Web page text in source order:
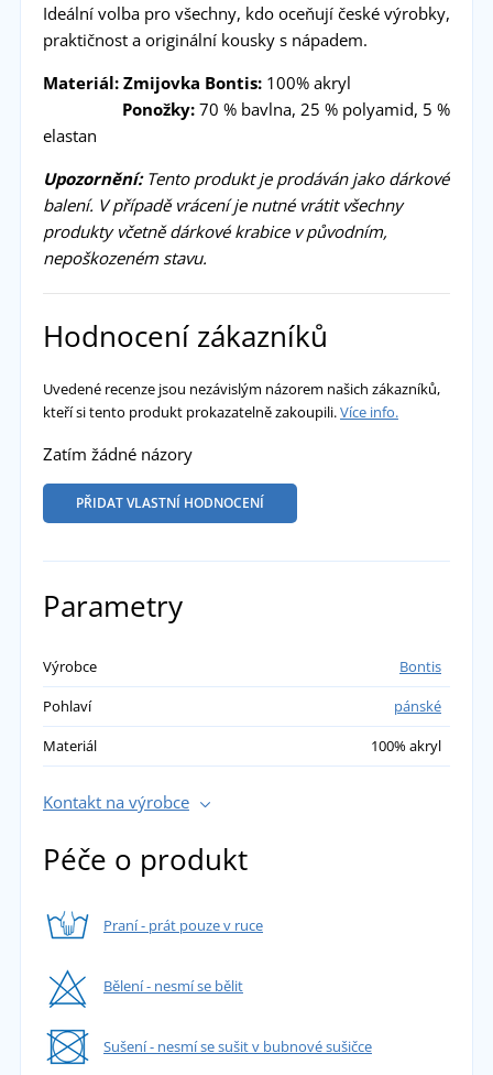
Ideální volba pro všechny, kdo oceňují české výrobky,
praktičnost a originální kousky s nápadem.
Materiál: Zmijovka Bontis:100% akryl
Ponožky:70 % bavlna, 25 % polyamid, 5 %
elastan
Upozornění:Tento produkt je prodáván jako dárkové
balení. V případě vrácení je nutné vrátit všechny
produkty včetně dárkové krabice v původním,
nepoškozeném stavu.
Hodnocení zákazníků
Uvedené recenze jsou nezávislým názorem našich zákazníků,
kteří si tento produkt prokazatelně zakoupili.Více info.
Zatím žádné názory
PŘIDAT VLASTNÍ HODNOCENÍ
Parametry
Výrobce
Bontis
Pohlaví
pánské
Materiál
100% akryl
Kontakt na výrobce
Péče o produkt
Praní - prát pouze v ruce
Bělení - nesmí se bělit
Sušení - nesmí se sušit v bubnové sušičce